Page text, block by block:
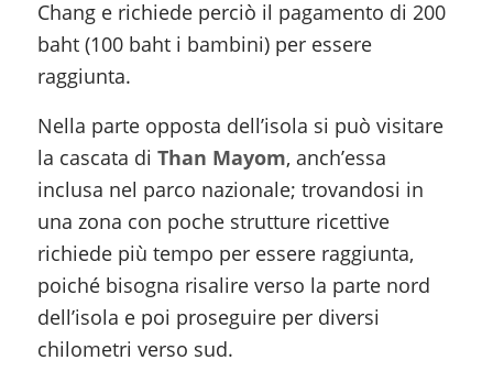
Chang e richiede perciò il pagamento di 200
baht (100 baht i bambini) per essere
raggiunta.
Nella parte opposta dell’isola si può visitare
la cascata di Than Mayom, anch’essa
inclusa nel parco nazionale; trovandosi in
una zona con poche strutture ricettive
richiede più tempo per essere raggiunta,
poiché bisogna risalire verso la parte nord
dell’isola e poi proseguire per diversi
chilometri verso sud.